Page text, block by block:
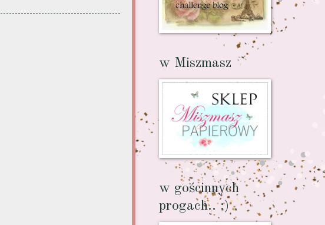
w Miszmasz
w gościnnych
progach.. :)